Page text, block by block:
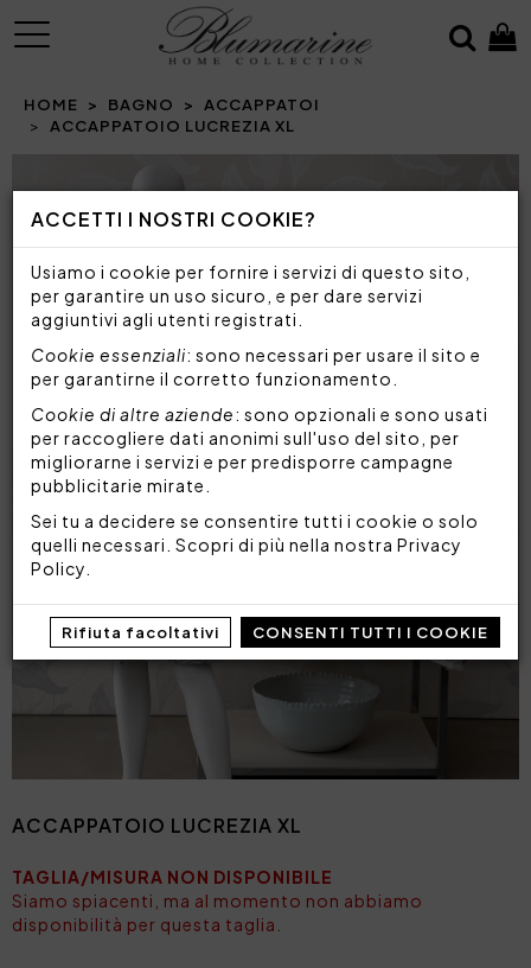
ACCETTI I NOSTRI COOKIE?
Usiamo i cookie per fornire i servizi di questo sito,
per garantire un uso sicuro, e per dare servizi
aggiuntivi agli utenti registrati.
Cookie essenziali: sono necessari per usare il sito e
per garantirne il corretto funzionamento.
Cookie di altre aziende: sono opzionali e sono usati
per raccogliere dati anonimi sull'uso del sito, per
migliorarne i servizi e per predisporre campagne
pubblicitarie mirate.
Sei tu a decidere se consentire tutti i cookie o solo
quelli necessari. Scopri di più nella nostra Privacy
Policy
Rifiuta facoltativi CONSENTI TUTTI I COOKIE
MENU
HOME BAGNO
ACCAPPATOI
ACCAPPATOIO LUCREZIA XL
ACCAPPATOIO LUCREZIA XL
TAGLIA/MISURA NON DISPONIBILE
Siamo spiacenti, ma al momento non abbiamo
disponibilità per questa taglia.